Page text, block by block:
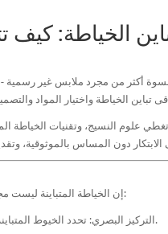
علوم النسيج، وتقنيات الخياطة
إن الخياطة المتباينة ليست مجرد ديكور، بل هي سمة وظيفية وجمالية مميزة:
التركيز البصري: تحدد الخيوط المتباينة خطوط الملابس وتسلط الضوء على اللوحات.